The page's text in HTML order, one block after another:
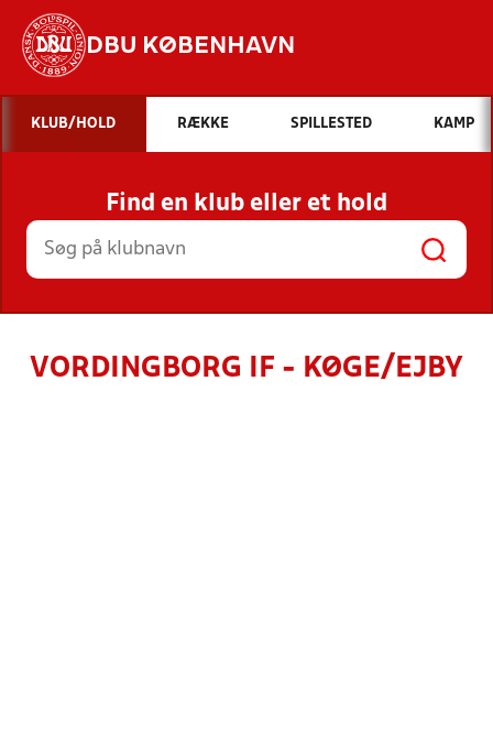
DBU KØBENHAVN
Hvad vil du søge efter?
INDHOLD OG NYHEDER
STILLINGER, RESULTATER, KLUBBER OG
HOLD
KLUB/HOLD RÆKKE SPILLESTED KAMP
Find en klub eller et hold
VORDINGBORG IF - KØGE/EJBY